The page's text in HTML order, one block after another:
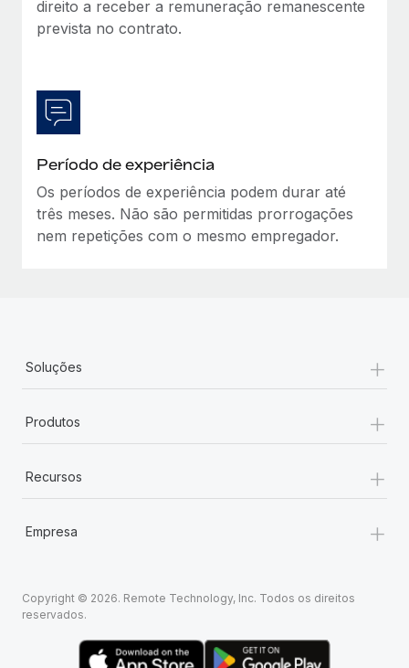
direito a receber a remuneração remanescente
prevista no contrato.
Período de experiência
Os períodos de experiência podem durar até
três meses. Não são permitidas prorrogações
nem repetições com o mesmo empregador.
Soluções +
Produtos +
Recursos +
Empresa +
Copyright © 2026. Remote Technology, Inc. Todos os direitos
reservados.